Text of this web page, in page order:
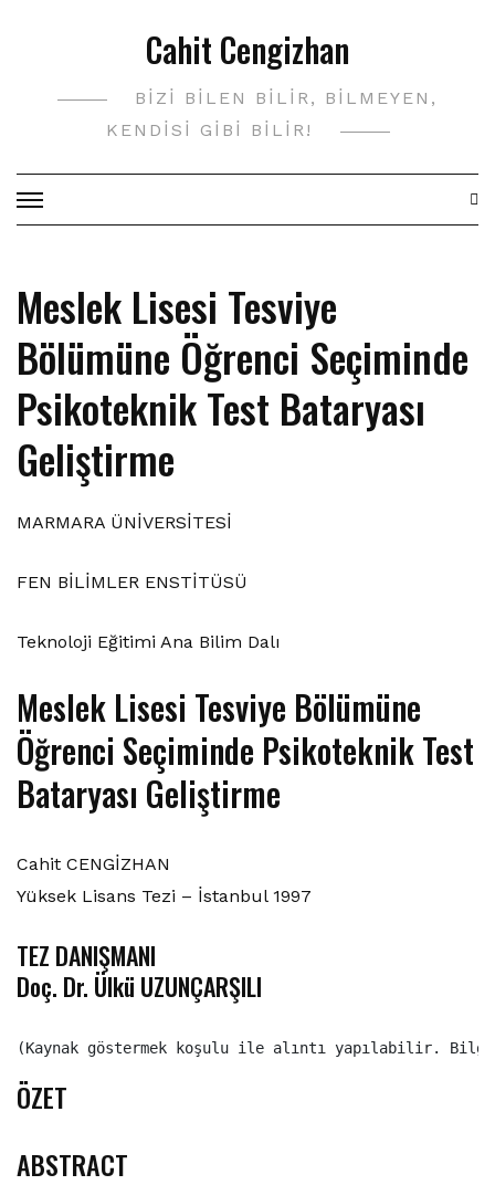
Cahit Cengizhan
BIZI BILEN BILIR, BILMEYEN,
KENDISI GIBI BILIR!
Meslek Lisesi Tesviye
Bölümüne Öğrenci Seçiminde
Psikoteknik Test Bataryası
Geliştirme
MARMARA ÜNİVERSİTESİ
FEN BİLİMLER ENSTİTÜSÜ
Teknoloji Eğitimi Ana Bilim Dalı
Meslek Lisesi Tesviye Bölümüne
Öğrenci Seçiminde Psikoteknik Test
Bataryası Geliştirme
Cahit CENGİZHAN
Yüksek Lisans Tezi – İstanbul 1997
TEZ DANIŞMANI
Doç. Dr. Ülkü UZUNÇARŞILI
(Kaynak göstermek koşulu ile alıntı yapılabilir.
ÖZET
ABSTRACT